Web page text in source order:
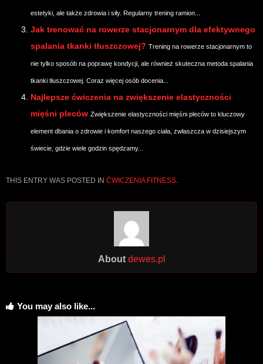
estetyki, ale także zdrowia i siły. Regularny trening ramion...
Jak trenować na rowerze stacjonarnym dla efektywnego
spalania tkanki tłuszczowej? Trening na rowerze stacjonarnym to
nie tylko sposób na poprawę kondycji, ale również skuteczna metoda spalania
tkanki tłuszczowej. Coraz więcej osób docenia...
Najlepsze ćwiczenia na zwiększenie elastyczności
mięśni pleców Zwiększenie elastyczności mięśni pleców to kluczowy
element dbania o zdrowie i komfort naszego ciała, zwłaszcza w dzisiejszym
świecie, gdzie wiele godzin spędzamy...
THIS ENTRY WAS POSTED IN ĆWICZENIA FITNESS
About dewes.pl
You may also like...